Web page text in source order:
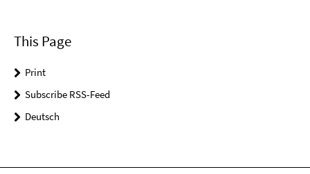
This Page
Print
Subscribe RSS-Feed
Deutsch